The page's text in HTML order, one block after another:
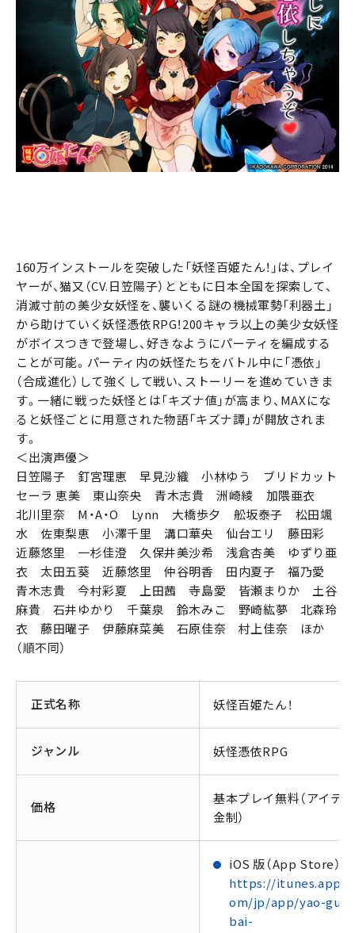
160万インストールを突破した「妖怪百姫たん！」は、プレイ
ヤーが、猫又（CV.日笠陽子）とともに日本全国を探索して、
消滅寸前の美少女妖怪を、襲いくる謎の機械軍勢「利器土」
から助けていく妖怪憑依RPG！200キャラ以上の美少女妖怪
がボイスつきで登場し、好きなようにパーティを編成する
ことが可能。パーティ内の妖怪たちをバトル中に「憑依」
（合成進化）して強くして戦い、ストーリーを進めていきま
す。一緒に戦った妖怪とは「キズナ値」が高まり、MAXにな
ると妖怪ごとに用意された物語「キズナ譚」が開放されま
す。
＜出演声優＞
日笠陽子 釘宮理恵 早見沙織 小林ゆう ブリドカット
セーラ 恵美 東山奈央 青木志貴 洲崎綾 加隈亜衣
北川里奈 M・A・O Lynn 大橋歩夕 舩坂泰子 松田颯
水 佐東梨恵 小澤千里 溝口華央 仙台エリ 藤田彩
近藤悠里 一杉佳澄 久保井美沙希 浅倉杏美 ゆずり亜
衣 太田五葵 近藤悠里 仲谷明香 田内夏子 福乃愛
青木志貴 今村彩夏 上田茜 寺島愛 皆瀬まりか 土谷
麻貴 石井ゆかり 千葉泉 鈴木みこ 野崎紘夢 北森玲
衣 藤田曜子 伊藤麻菜美 石原佳奈 村上佳奈 ほか
（順不同）
正式名称 妖怪百姫たん！
ジャンル 妖怪憑依RPG
価格
基本プレイ無料（アイテ
金制）
iOS 版（App Store）
https://
om/jp/app/yao-
bai-